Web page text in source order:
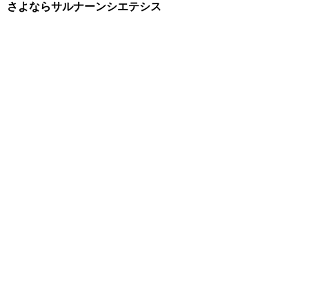
さよならサルナーンシエテシス